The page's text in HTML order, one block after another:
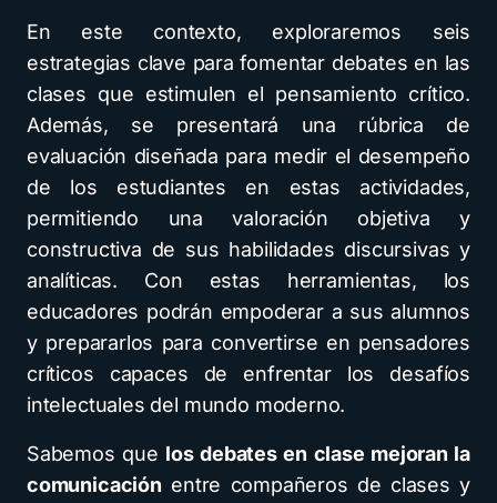
En este contexto, exploraremos seis
estrategias clave para fomentar debates en las
clases que estimulen el pensamiento crítico.
Además, se presentará una rúbrica de
evaluación diseñada para medir el desempeño
de los estudiantes en estas actividades,
permitiendo una valoración objetiva y
constructiva de sus habilidades discursivas y
analíticas. Con estas herramientas, los
educadores podrán empoderar a sus alumnos
y prepararlos para convertirse en pensadores
críticos capaces de enfrentar los desafíos
intelectuales del mundo moderno.
Sabemos que los debates en clase mejoran la
comunicación entre compañeros de clases y